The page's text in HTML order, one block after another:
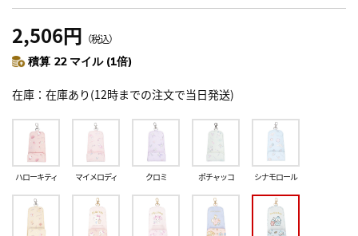
2,506円 （税込）
積算 22 マイル (1倍)
在庫 在庫あり(12時までの注文で当日発送)
ハローキティ マイメロディ クロミ ポチャッコ シナモロール